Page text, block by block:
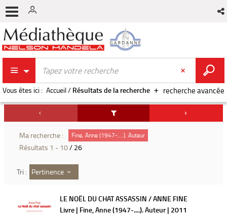
recherche avancée
Vous êtes ici : Accueil/ Résultats de la recherche
Ma recherche : Fine, Anne (1947-....). Auteur
Résultats 1 - 10/ 26
Tri : Pertinence
LE NOËL DU CHAT ASSASSIN / ANNE FINE
Livre | Fine, Anne (1947-....). Auteur | 2011